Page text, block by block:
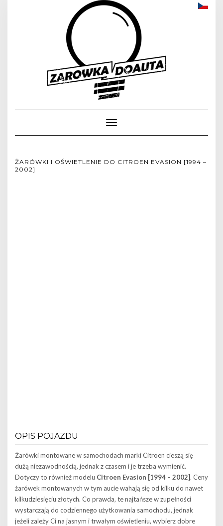
Toggle
Navigation
ŻARÓWKI I OŚWIETLENIE DO CITROEN EVASION [1994 –
2002]
OPIS POJAZDU
Żarówki montowane w samochodach marki Citroen cieszą się
dużą niezawodnością, jednak z czasem i je trzeba wymienić.
Dotyczy to również modelu Citroen Evasion [1994 – 2002]. Ceny
żarówek montowanych w tym aucie wahają się od kilku do nawet
kilkudziesięciu złotych. Co prawda, te najtańsze w zupełności
wystarczają do codziennego użytkowania samochodu, jednak
jeżeli zależy Ci na jasnym i trwałym oświetleniu, wybierz dobre